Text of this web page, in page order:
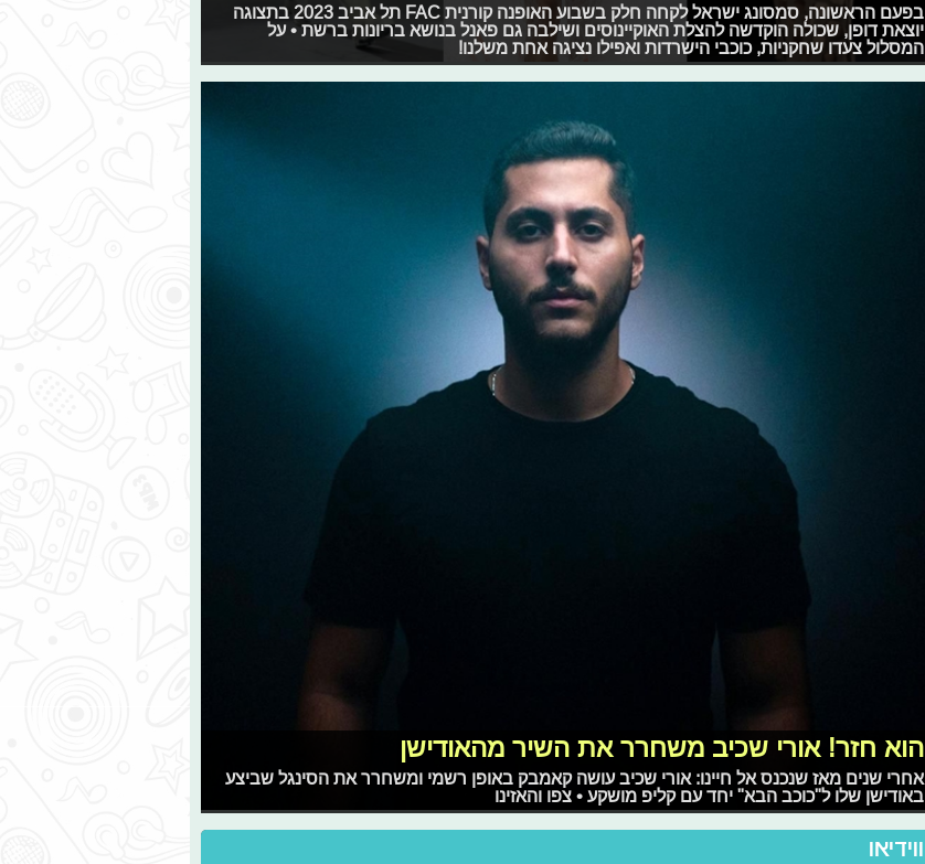
בפעם הראשונה, סמסונג ישראל לקחה חלק בשבוע האופנה קורנית FAC תל אביב 2023 בתצוגה
יוצאת דופן, שכולה הוקדשה להצלת האוקיינוסים ושילבה גם פאנל בנושא בריונות ברשת • על
המסלול צעדו שחקניות, כוכבי הישרדות ואפילו נציגה אחת משלנו!
הוא חזר! אורי שכיב משחרר את השיר מהאודישן
אחרי שנים מאז שנכנס אל חיינו: אורי שכיב עושה קאמבק באופן רשמי ומשחרר את הסינגל שביצע
באודישן שלו ל"כוכב הבא" יחד עם קליפ מושקע • צפו והאזינו
ווידיאו